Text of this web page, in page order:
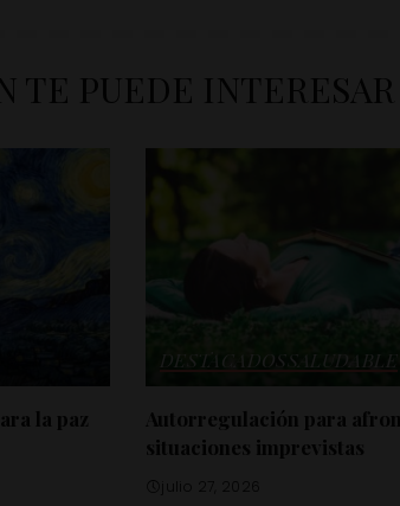
TE PUEDE INTERESAR
la paz
DESTACADOS SALUDABLE
Autorregulación para
situaciones imprevistas